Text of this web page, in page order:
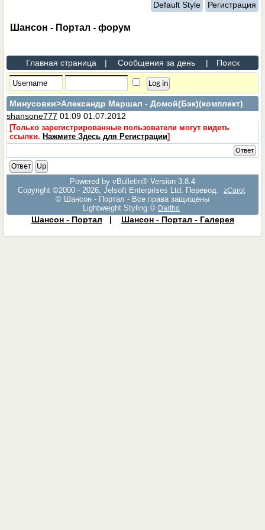
Default Style Регистрация
Шансон - Портал - форум
Главная страница | Сообщения за день | Поиск
Минусовки>Александр Маршал - Домой(Бэк)(комплект)
shansone777 01:09 01.07.2012
[Только зарегистрированные пользователи могут видеть
ссылки. Нажмите Здесь для Регистрации]
Ответ
Ответ
Up
Powered by vBulletin® Version 3.8.4
Copyright ©2000 - 2026, Jelsoft Enterprises Ltd. Перевод:
zCarot
© Шансон - Портал - Все права защищены
Lightweight Styling © Dartho
Шансон - Портал | Шансон - Портал - Галерея